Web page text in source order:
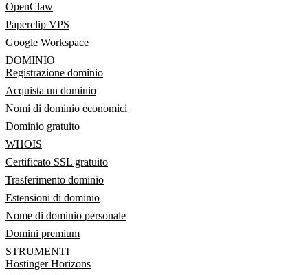
OpenClaw
Paperclip VPS
Google Workspace
DOMINIO
Registrazione dominio
Acquista un dominio
Nomi di dominio economici
Dominio gratuito
WHOIS
Certificato SSL gratuito
Trasferimento dominio
Estensioni di dominio
Nome di dominio personale
Domini premium
STRUMENTI
Hostinger Horizons